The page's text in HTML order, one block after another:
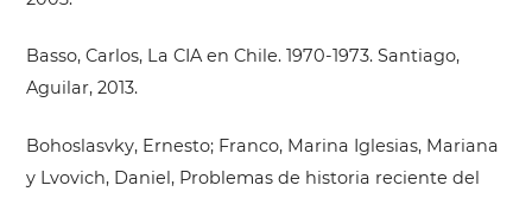
Basso, Carlos, La CIA en Chile. 1970-1973. Santiago,
Aguilar, 2013.
Bohoslasvky, Ernesto; Franco, Marina Iglesias, Mariana
y Lvovich, Daniel, Problemas de historia reciente del